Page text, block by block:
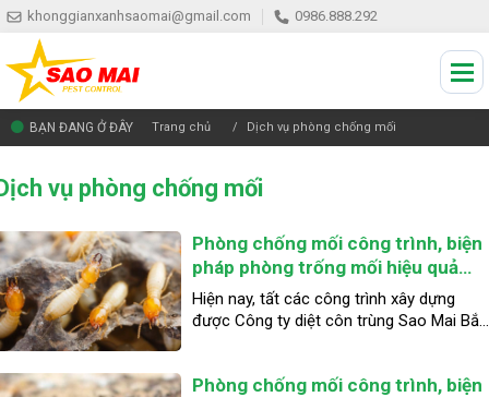
khonggianxanhsaomai@gmail.com 0986.888.292
BẠN ĐANG Ở ĐÂY Trang chủ Dịch vụ phòng chống mối
vụ phòng chống mối
Phòng chống mối công trình, biện
pháp phòng trống mối hiệu quả
cho bạn - Công ty phòng chống
mối uy tín tại Bắc Kạn
Hiện nay, tất các công trình xây dựng
được Công ty diệt côn trùng Sao Mai Bắc
an toàn, hiệu quả trong việc phòng chống
Phòng chống mối công trình, biện